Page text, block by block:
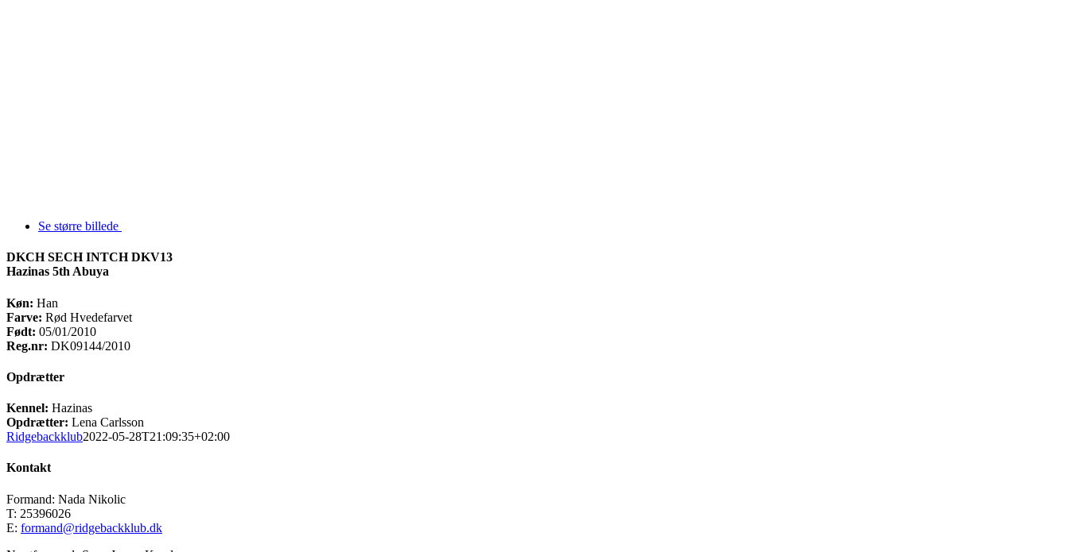
Se større billede
DKCH SECH INTCH DKV13
Hazinas 5th Abuya
Køn: Han
Farve: Rød Hvedefarvet
Født: 05/01/2010
Reg.nr: DK09144/2010
Opdrætter
Kennel: Hazinas
Opdrætter: Lena Carlsson
Ridgebackklub2022-05-28T21:09:35+02:00
Kontakt
Formand: Nada Nikolic
T: 25396026
E: formand@ridgebackklub.dk